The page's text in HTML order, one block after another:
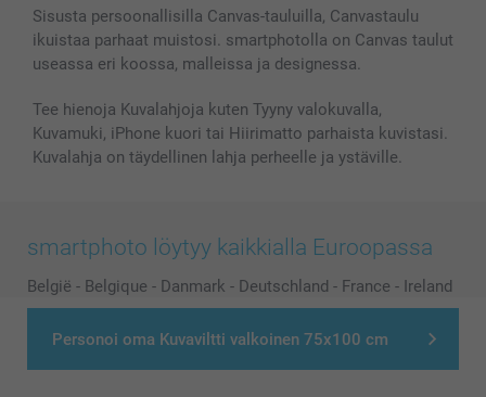
Personoi oma Kuvaviltti valkoinen 75x100 cm
Sisusta persoonallisilla Canvas-tauluilla, Canvastaulu
ikuistaa parhaat muistosi. smartphotolla on Canvas taulut
useassa eri koossa, malleissa ja designessa.
Tee hienoja Kuvalahjoja kuten Tyyny valokuvalla,
Kuvamuki, iPhone kuori tai Hiirimatto parhaista kuvistasi.
Kuvalahja on täydellinen lahja perheelle ja ystäville.
smartphoto löytyy kaikkialla Euroopassa
België - Belgique - Danmark - Deutschland - France - Ireland
- Nederland - Norge - Österreich - Schweiz - Suisse -
Switzerland - Suomi - Sverige - United Kingdom -
Other Countries